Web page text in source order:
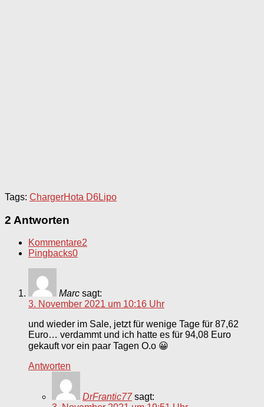
Tags: ChargerHota D6Lipo
2 Antworten
Kommentare2
Pingbacks0
Marc sagt:
3. November 2021 um 10:16 Uhr
und wieder im Sale, jetzt für wenige Tage für 87,62
Euro… verdammt und ich hatte es für 94,08 Euro
gekauft vor ein paar Tagen O.o 😀
Antworten
DrFrantic77 sagt: